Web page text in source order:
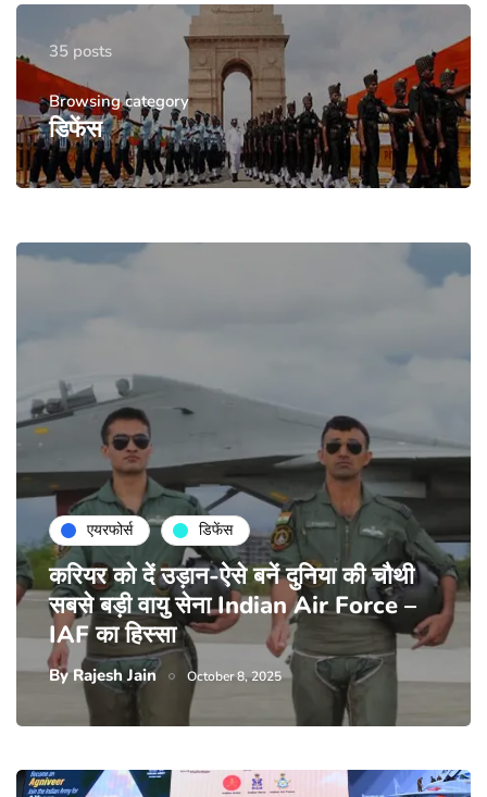
35 posts
Browsing category
डिफेंस
एयरफोर्स डिफेंस
करियर को दें उड़ान-ऐसे बनें दुनिया की चौथी
सबसे बड़ी वायु सेना Indian Air Force –
IAF का हिस्सा
ByRajesh Jain October 8, 2025